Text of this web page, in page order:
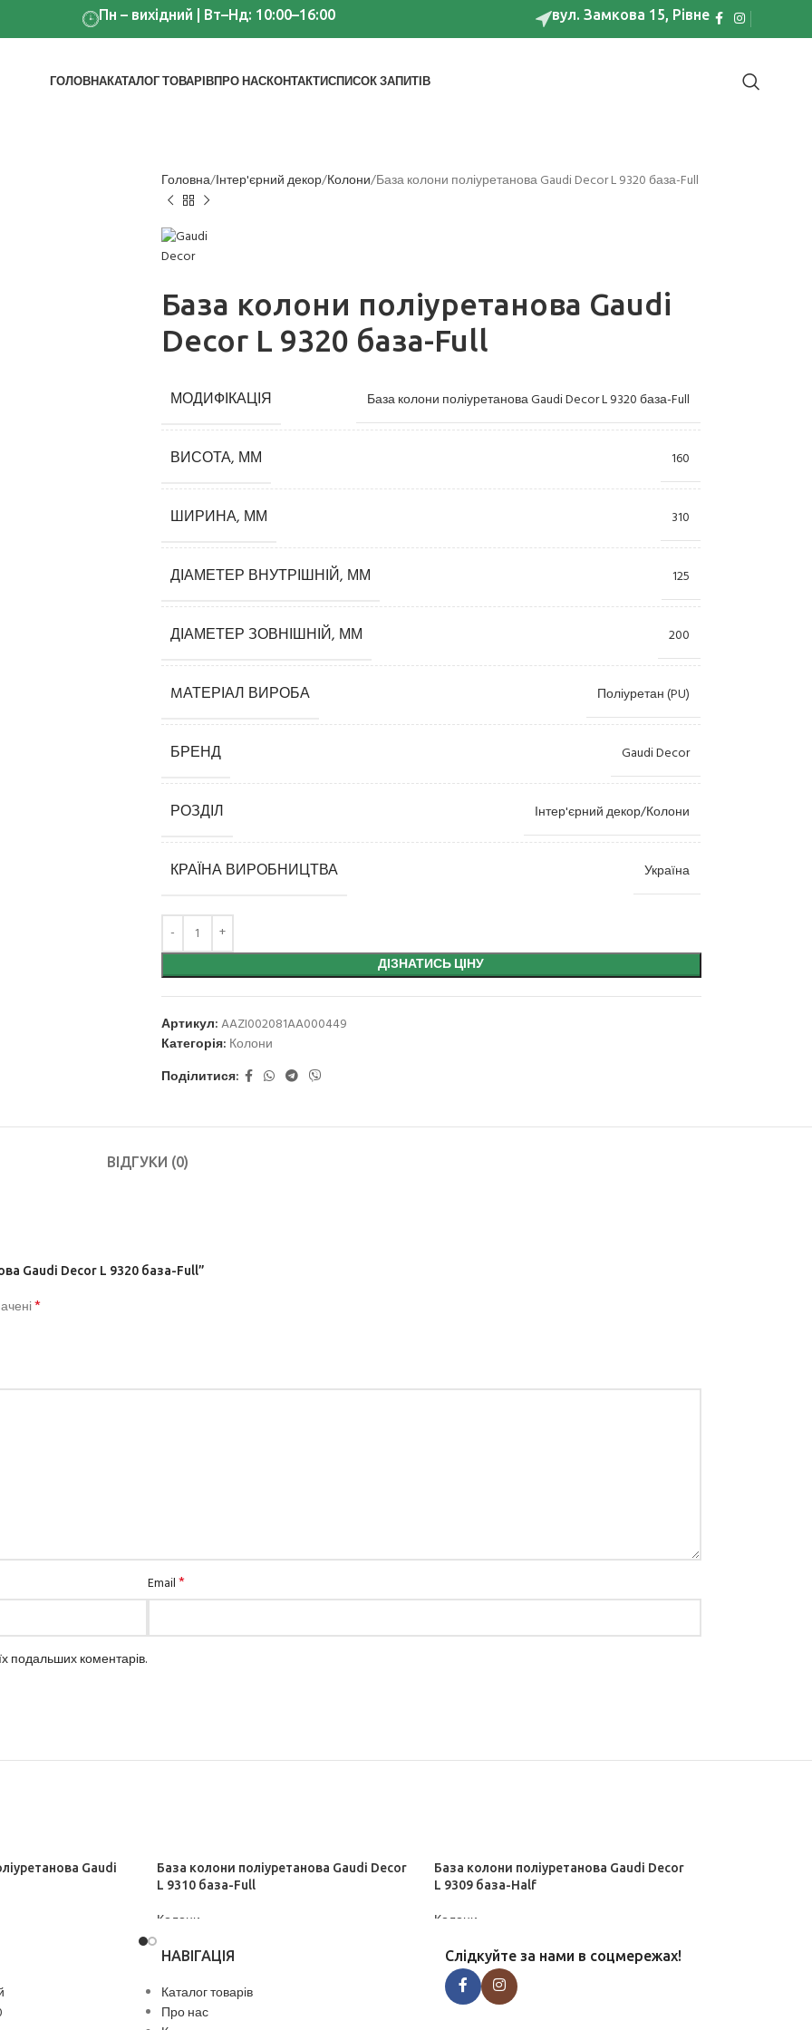
Пн – вихідний | Вт–Нд: 10:00–16:00 вул. Замкова 15, Рівне
ГОЛОВНАКАТАЛОГ ТОВАРІВ
Плінтуси
Кутові елементи
3D панелі
Розетки
ПРО НАСКОНТАКТИСПИСОК ЗАПИТІВ
Головна Інтер'єрний декор Колони База колони поліуретанова Gaudi Decor L 9320 база-Full
База колони поліуретанова Gaudi
Decor L 9320 база-Full
МОДИФІКАЦІЯ База колони поліуретанова Gaudi Decor L 9320 база-Full
ВИСОТА, ММ 160
ШИРИНА, ММ 310
ДІАМЕТЕР ВНУТРІШНІЙ, ММ 125
ДІАМЕТЕР ЗОВНІШНІЙ, ММ 200
MАТЕРІАЛ ВИРОБА Поліуретан (PU)
БРЕНД Gaudi Decor
РОЗДІЛ Інтер'єрний декор/Колони
КРАЇНА ВИРОБНИЦТВА Україна
ДІЗНАТИСЬ ЦІНУ
Артикул:AAZI002081AA000449
Категорія: Колони
Поділитися:
ВІДГУКИ (0)
Gaudi Decor L 9320 база-Full”
*
Email*
подальших коментарів.
Gaudi
База колони поліуретанова Gaudi Decor
L 9310 база-Full
Колони
База колони поліуретанова Gaudi Decor
L 9309 база-Half
Колони
ДІЗНАТИСЬ ЦІНУ
НАВІГАЦІЯ
Каталог товарів
Про нас
Слідкуйте за нами в соцмережах!